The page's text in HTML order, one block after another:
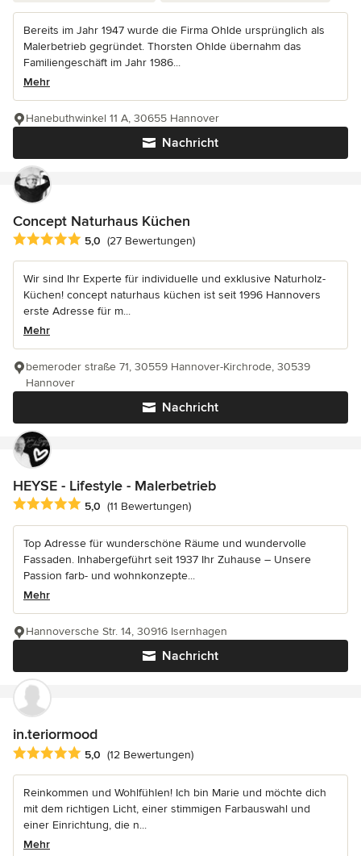
Bereits im Jahr 1947 wurde die Firma Ohlde ursprünglich als
Malerbetrieb gegründet. Thorsten Ohlde übernahm das
Familiengeschäft im Jahr 1986...
Mehr
Nachricht
Hanebuthwinkel 11 A, 30655 Hannover
Concept Naturhaus Küchen
Durchschnittliche Bewertung: 5 von 5 Sternen
5,0 (27 Bewertungen)
Wir sind Ihr Experte für individuelle und exklusive Naturholz-
Küchen! concept naturhaus küchen ist seit 1996 Hannovers
erste Adresse für m...
Mehr
Nachricht
bemeroder straße 71, 30559 Hannover-Kirchrode, 30539
Hannover
HEYSE - Lifestyle - Malerbetrieb
Durchschnittliche Bewertung: 5 von 5 Sternen
5,0 (11 Bewertungen)
Top Adresse für wunderschöne Räume und wundervolle
Fassaden. Inhabergeführt seit 1937 Ihr Zuhause – Unsere
Passion farb- und wohnkonzepte...
Mehr
Nachricht
Hannoversche Str. 14, 30916 Isernhagen
in.teriormood
Durchschnittliche Bewertung: 5 von 5 Sternen
5,0 (12 Bewertungen)
Reinkommen und Wohlfühlen! Ich bin Marie und möchte dich
mit dem richtigen Licht, einer stimmigen Farbauswahl und
einer Einrichtung, die n...
Mehr